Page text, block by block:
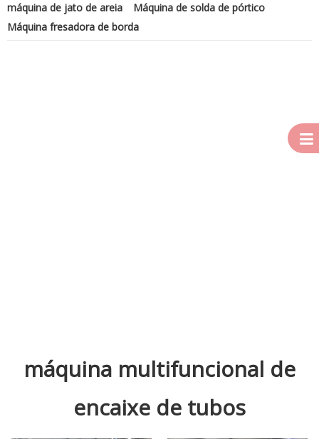
máquina de jato de areia
Máquina de solda de pórtico
Máquina fresadora de borda
máquina multifuncional de
encaixe de tubos